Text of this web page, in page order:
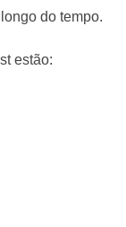
do tempo.
estão: